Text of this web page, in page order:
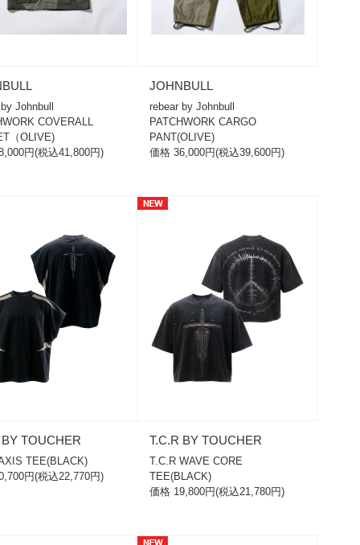
by Johnbull
COVERALL
（OLIVE)
円(税込41,800円)
JOHNBULL
rebear by Johnbull
PATCHWORK CARGO
PANT(OLIVE)
価格 36,000円(税込39,600円)
BY TOUCHER
TEE(BLACK)
円(税込22,770円)
T.C.R BY TOUCHER
T.C.R WAVE CORE
TEE(BLACK)
価格 19,800円(税込21,780円)